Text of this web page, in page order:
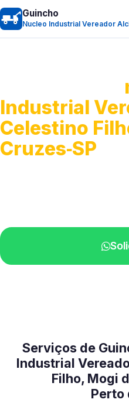
Guincho
Nucleo Industrial Vereador
Industrial
Celestino
Cruzes‑SP
Serviços de
Industrial
Filho, Mogi
Perto